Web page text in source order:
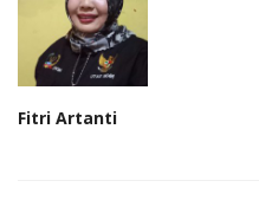
Fitri Artanti